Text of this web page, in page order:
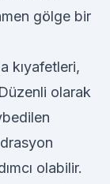
gölge bir
kıyafetleri,
olarak
olabilir.